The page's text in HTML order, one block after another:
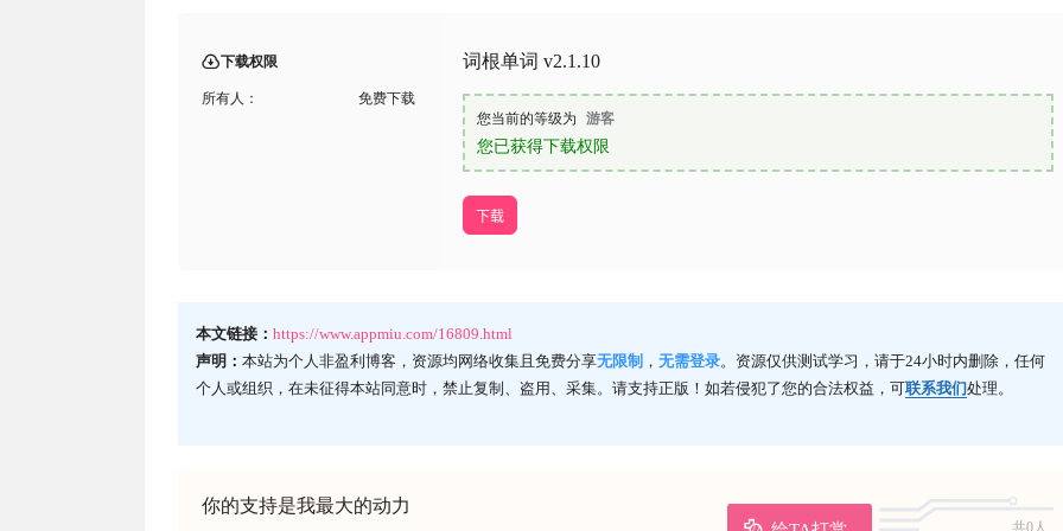
下载权限
所有人： 免费下载
词根单词 v2.1.10
您当前的等级为 游客
您已获得下载权限
下载
本文链接： https://www.appmiu.com/16809.html
声明： 本站为个人非盈利博客，资源均网络收集且免费分享无限制 ， 无需登录。资源仅供测试学习，请于24小时内删除，任何
个人或组织，在未征得本站同意时，禁止复制、盗用、采集。请支持正版！如若侵犯了您的合法权益，可联系我们处理。
你的支持是我最大的动力
共0人